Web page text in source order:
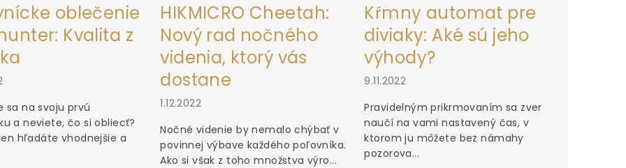
oblečenie
Kvalita z
sa na svoju prvú
a neviete, čo si obliecť?
hľadáte vhodnejšie a
HIKMICRO Cheetah:
Nový rad nočného
videnia, ktorý vás
dostane
1.12.2022
Nočné videnie by nemalo chýbať v
povinnej výbave každého poľovníka.
Ako si však z toho množstva výro...
Kŕmny automat pre
diviaky: Aké sú jeho
výhody?
9.11.2022
Pravidelným prikrmovaním sa zver
naučí na vami nastavený čas, v
ktorom ju môžete bez námahy
pozorova...